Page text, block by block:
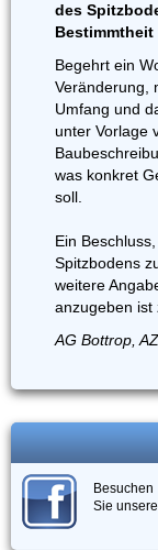
des
Begehrt ein
Veränderung,
Umfang und
unter Vorlage
was konkret
soll.
Ein
Spitzbodens
weitere
anzugeben ist
AG Bottrop,
Besuchen
Sie